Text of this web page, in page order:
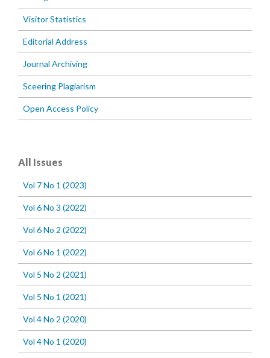
Visitor Statistics
Editorial Address
Journal Archiving
Sceering Plagiarism
Open Access Policy
All Issues
Vol 7 No 1 (2023)
Vol 6 No 3 (2022)
Vol 6 No 2 (2022)
Vol 6 No 1 (2022)
Vol 5 No 2 (2021)
Vol 5 No 1 (2021)
Vol 4 No 2 (2020)
Vol 4 No 1 (2020)